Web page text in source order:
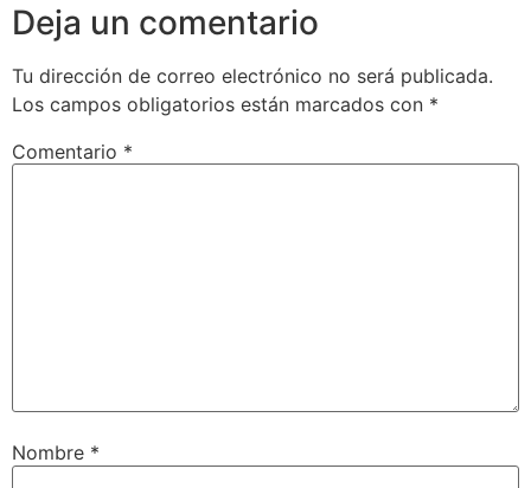
Deja un comentario
Tu dirección de correo electrónico no será publicada.
Los campos obligatorios están marcados con *
Comentario *
Nombre *